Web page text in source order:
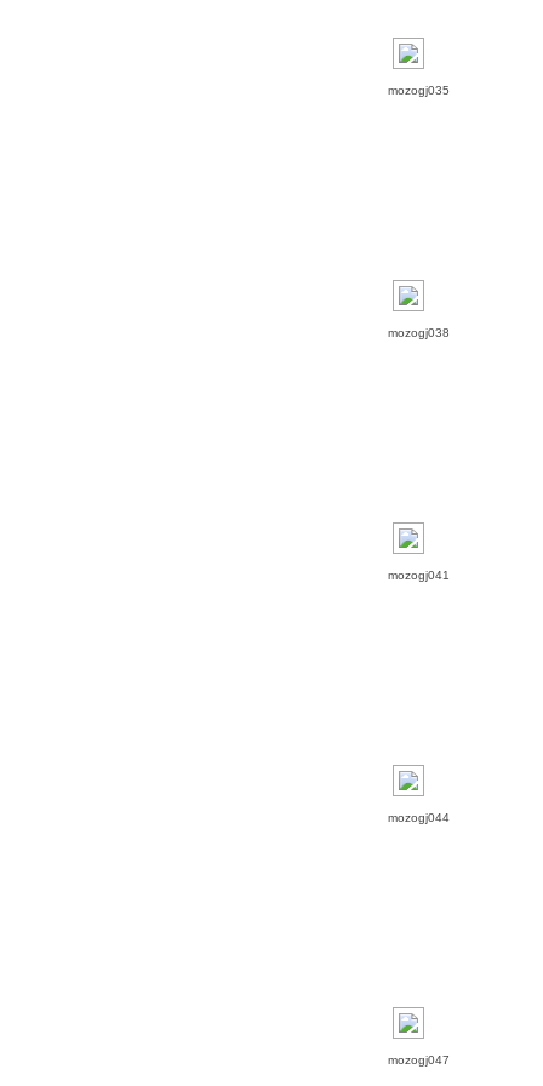
mozogj035
mozogj038
mozogj041
mozogj044
mozogj047